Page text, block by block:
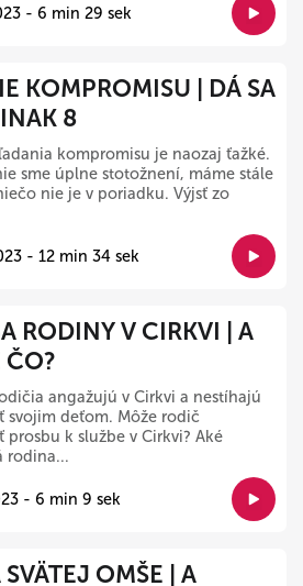
- 6 min 29 sek
KOMPROMISU | DÁ SA
8
kompromisu je naozaj ťažké.
sme úplne stotožnení, máme stále
nie je v poriadku. Výjsť zo
- 12 min 34 sek
RODINY V CIRKVI | A
ČO?
angažujú v Cirkvi a nestíhajú
svojim deťom. Môže rodič
k službe v Cirkvi? Aké
rodina...
- 6 min 9 sek
SVÄTEJ OMŠE | A